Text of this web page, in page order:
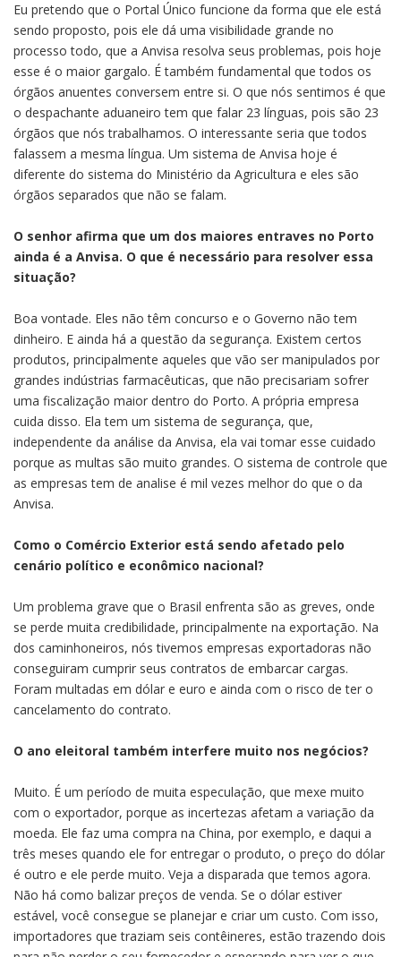
Eu pretendo que o Portal Único funcione da forma que ele está
sendo proposto, pois ele dá uma visibilidade grande no
processo todo, que a Anvisa resolva seus problemas, pois hoje
esse é o maior gargalo. É também fundamental que todos os
órgãos anuentes conversem entre si. O que nós sentimos é que
o despachante aduaneiro tem que falar 23 línguas, pois são 23
órgãos que nós trabalhamos. O interessante seria que todos
falassem a mesma língua. Um sistema de Anvisa hoje é
diferente do sistema do Ministério da Agricultura e eles são
órgãos separados que não se falam.
O senhor afirma que um dos maiores entraves no Porto
ainda é a Anvisa. O que é necessário para resolver essa
situação?
Boa vontade. Eles não têm concurso e o Governo não tem
dinheiro. E ainda há a questão da segurança. Existem certos
produtos, principalmente aqueles que vão ser manipulados por
grandes indústrias farmacêuticas, que não precisariam sofrer
uma fiscalização maior dentro do Porto. A própria empresa
cuida disso. Ela tem um sistema de segurança, que,
independente da análise da Anvisa, ela vai tomar esse cuidado
porque as multas são muito grandes. O sistema de controle que
as empresas tem de analise é mil vezes melhor do que o da
Anvisa.
Como o Comércio Exterior está sendo afetado pelo
cenário político e econômico nacional?
Um problema grave que o Brasil enfrenta são as greves, onde
se perde muita credibilidade, principalmente na exportação. Na
dos caminhoneiros, nós tivemos empresas exportadoras não
conseguiram cumprir seus contratos de embarcar cargas.
Foram multadas em dólar e euro e ainda com o risco de ter o
cancelamento do contrato.
O ano eleitoral também interfere muito nos negócios?
Muito. É um período de muita especulação, que mexe muito
com o exportador, porque as incertezas afetam a variação da
moeda. Ele faz uma compra na China, por exemplo, e daqui a
três meses quando ele for entregar o produto, o preço do dólar
é outro e ele perde muito. Veja a disparada que temos agora.
Não há como balizar preços de venda. Se o dólar estiver
estável, você consegue se planejar e criar um custo. Com isso,
importadores que traziam seis contêineres, estão trazendo dois